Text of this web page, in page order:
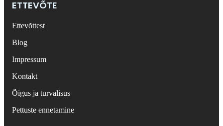
ETTEVÕTE
Ettevõttest
Blog
Impressum
Kontakt
Õigus ja turvalisus
Pettuste ennetamine